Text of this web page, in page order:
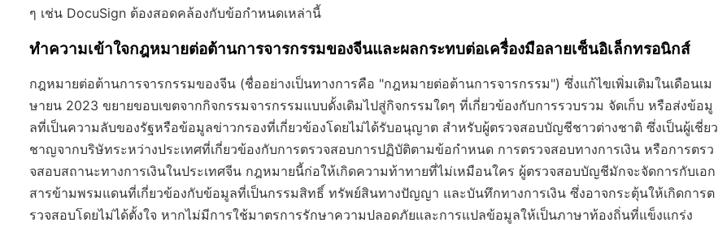
ๆ เช่น DocuSign ต้องสอดคล้องกับข้อกำหนดเหล่านี้
ทำความเข้าใจกฎหมายต่อต้านการจารกรรมของจีนและผลกระทบต่อเครื่องมือลายเซ็นอิเล็กทรอนิกส์
กฎหมายต่อต้านการจารกรรมของจีน (ชื่ออย่างเป็นทางการคือ "กฎหมายต่อต้านการจารกรรม") ซึ่งแก้ไขเพิ่มเติมในเดือนเม
ษายน 2023 ขยายขอบเขตจากกิจกรรมจารกรรมแบบดั้งเดิมไปสู่กิจกรรมใดๆ ที่เกี่ยวข้องกับการรวบรวม จัดเก็บ หรือส่งข้อมู
ลที่เป็นความลับของรัฐหรือข้อมูลข่าวกรองที่เกี่ยวข้องโดยไม่ได้รับอนุญาต สำหรับผู้ตรวจสอบบัญชีชาวต่างชาติ ซึ่งเป็นผู้เชี่ยว
ชาญจากบริษัทระหว่างประเทศที่เกี่ยวข้องกับการตรวจสอบการปฏิบัติตามข้อกำหนด การตรวจสอบทางการเงิน หรือการตรว
จสอบสถานะทางการเงินในประเทศจีน กฎหมายนี้ก่อให้เกิดความท้าทายที่ไม่เหมือนใคร ผู้ตรวจสอบบัญชีมักจะจัดการกับเอก
สารข้ามพรมแดนที่เกี่ยวข้องกับข้อมูลที่เป็นกรรมสิทธิ์ ทรัพย์สินทางปัญญา และบันทึกทางการเงิน ซึ่งอาจกระตุ้นให้เกิดการต
รวจสอบโดยไม่ได้ตั้งใจ หากไม่มีการใช้มาตรการรักษาความปลอดภัยและการแปลข้อมูลให้เป็นภาษาท้องถิ่นที่แข็งแกร่ง